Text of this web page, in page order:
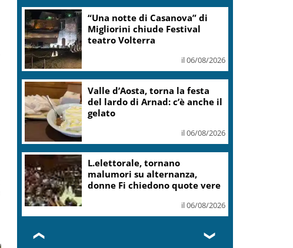
“Una notte di Casanova” di
Migliorini chiude Festival
teatro Volterra
il 06/08/2026
Valle d’Aosta, torna la festa
del lardo di Arnad: c’è anche il
gelato
il 06/08/2026
L.elettorale, tornano
malumori su alternanza,
donne Fi chiedono quote vere
il 06/08/2026
❮ ❯